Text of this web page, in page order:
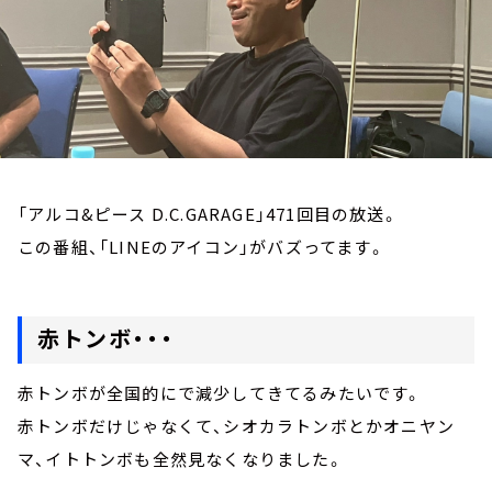
「アルコ&ピース D.C.GARAGE」471回目の放送。
この番組、「LINEのアイコン」がバズってます。
赤トンボ・・・
赤トンボが全国的にで減少してきてるみたいです。
赤トンボだけじゃなくて、シオカラトンボとかオニヤン
マ、イトトンボも全然見なくなりました。